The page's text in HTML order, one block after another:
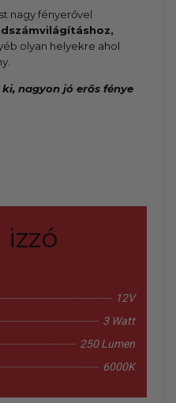
nagy fényerővel
olyan helyekre ahol
nagyon jó erős fénye
12V
3 Watt
250 Lumen
6000K